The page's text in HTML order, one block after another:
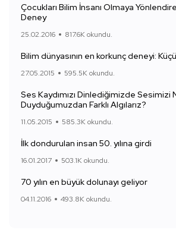
Çocukları Bilim İnsanı Olmaya
Deney
25.02.2016 817.6K okundu.
Bilim dünyasının en korkunç deneyi:
27.05.2015 595.5K okundu.
Ses Kaydımızı Dinlediğimizde Sesimizi
Duyduğumuzdan Farklı Algılarız?
11.05.2015 585.3K okundu.
İlk dondurulan insan 50. yılına girdi
16.01.2017 503.1K okundu.
70 yılın en büyük dolunayı geliyor
04.11.2016 493.8K okundu.